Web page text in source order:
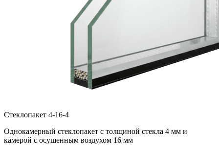
Стеклопакет 4-16-4
Однокамерный стеклопакет с толщиной стекла 4 мм и
камерой с осушенным воздухом 16 мм